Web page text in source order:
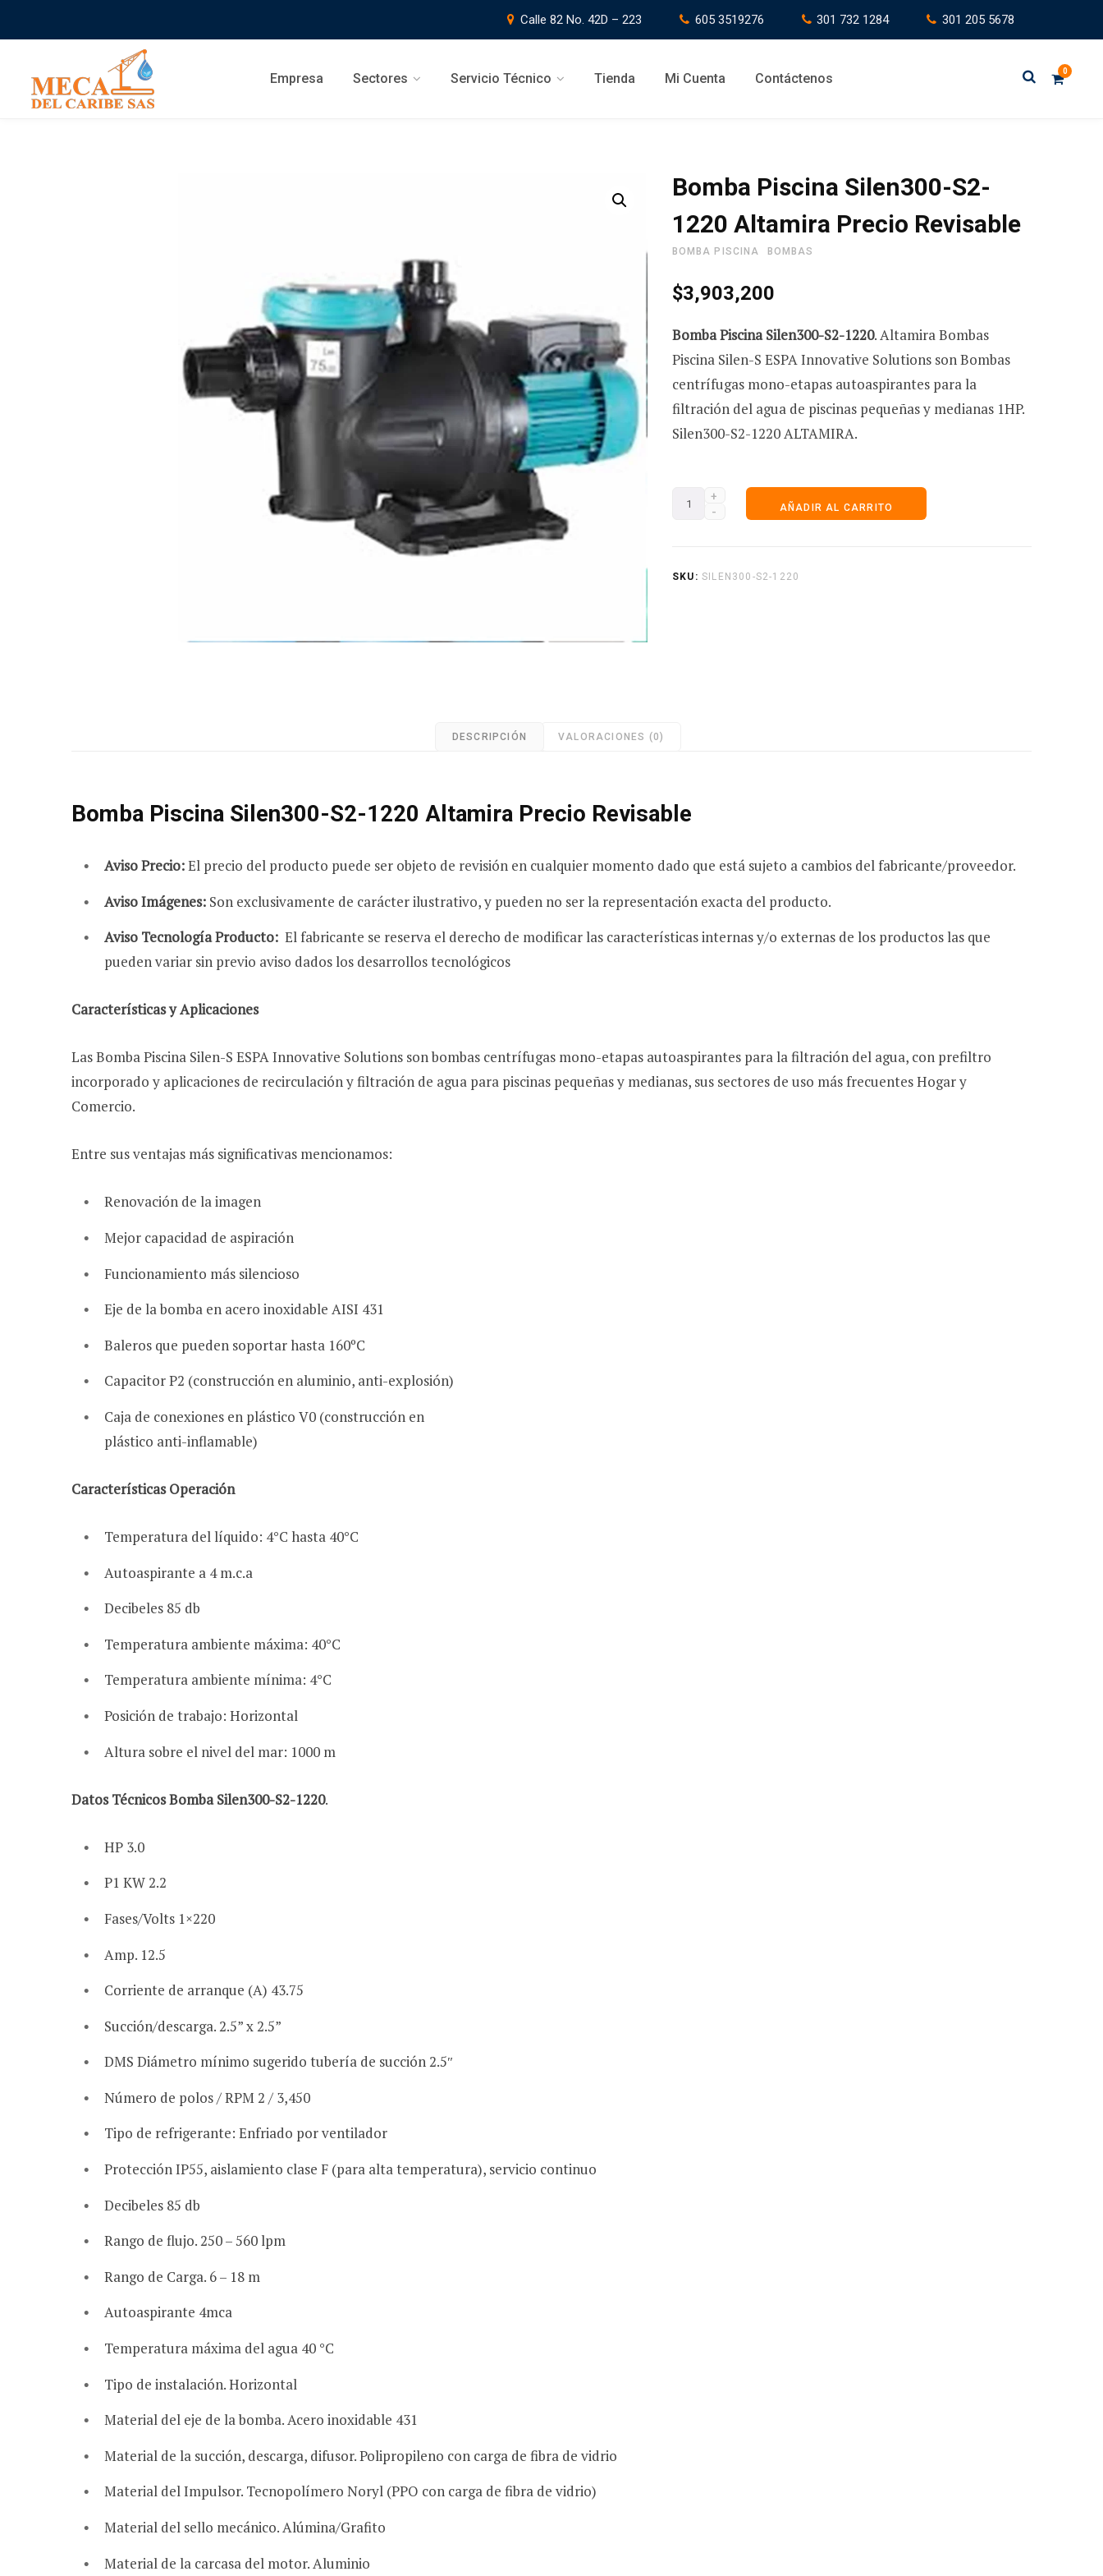
Calle 82 No. 42D – 223 605 3519276 301 732 1284 301 205 5678
Empresa Sectores Servicio Técnico Tienda Mi Cuenta Contáctenos 0
Bomba Piscina Silen300-S2-
1220 Altamira Precio Revisable
BOMBA PISCINA BOMBAS
$3,903,200
Bomba Piscina Silen300-S2-1220. Altamira Bombas
Piscina Silen-S ESPA Innovative Solutions son Bombas
centrífugas mono-etapas autoaspirantes para la
filtración del agua de piscinas pequeñas y medianas 1HP.
Silen300-S2-1220 ALTAMIRA.
Bomba
S2-
AÑADIR AL CARRITO
SKU: SILEN300-S2-1220
DESCRIPCIÓN VALORACIONES (0)
Bomba Piscina Silen300-S2-1220 Altamira Precio Revisable
Aviso Precio:El precio del producto puede ser objeto de revisión en cualquier momento dado que está sujeto a cambios del fabricante/proveedor.
Aviso Imágenes: Son exclusivamente de carácter ilustrativo, y pueden no ser la representación exacta del producto.
Aviso Tecnología Producto: El fabricante se reserva el derecho de modificar las características internas y/o externas de los productos las que
pueden variar sin previo aviso dados los desarrollos tecnológicos
Características y Aplicaciones
Las Bomba Piscina Silen-S ESPA Innovative Solutions son bombas centrífugas mono-etapas autoaspirantes para la filtración del agua, con prefiltro
incorporado y aplicaciones de recirculación y filtración de agua para piscinas pequeñas y medianas, sus sectores de uso más frecuentes Hogar y
Comercio.
Entre sus ventajas más significativas mencionamos:
Renovación de la imagen
Mejor capacidad de aspiración
Funcionamiento más silencioso
Eje de la bomba en acero inoxidable AISI 431
Baleros que pueden soportar hasta 160ºC
Capacitor P2 (construcción en aluminio, anti-explosión)
Caja de conexiones en plástico V0 (construcción en
plástico anti-inflamable)
Características Operación
Temperatura del líquido: 4°C hasta 40°C
Autoaspirante a 4 m.c.a
Decibeles 85 db
Temperatura ambiente máxima: 40°C
Temperatura ambiente mínima: 4°C
Posición de trabajo: Horizontal
Altura sobre el nivel del mar: 1000 m
Datos Técnicos Bomba Silen300-S2-1220.
HP 3.0
P1 KW 2.2
Fases/Volts 1×220
Amp. 12.5
Corriente de arranque (A) 43.75
Succión/descarga. 2.5” x 2.5”
DMS Diámetro mínimo sugerido tubería de succión 2.5″
Número de polos / RPM 2 / 3,450
Tipo de refrigerante: Enfriado por ventilador
Protección IP55, aislamiento clase F (para alta temperatura), servicio continuo
Decibeles 85 db
Rango de flujo. 250 – 560 lpm
Rango de Carga. 6 – 18 m
Autoaspirante 4mca
Temperatura máxima del agua 40 °C
Tipo de instalación. Horizontal
Material del eje de la bomba. Acero inoxidable 431
Material de la succión, descarga, difusor. Polipropileno con carga de fibra de vidrio
Material del Impulsor. Tecnopolímero Noryl (PPO con carga de fibra de vidrio)
Material del sello mecánico. Alúmina/Grafito
Material de la carcasa del motor. Aluminio